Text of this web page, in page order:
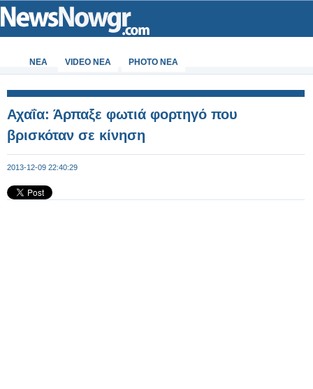
ΝΕΑ VIDEO NEA PHOTO NEA
Αχαΐα: Άρπαξε φωτιά φορτηγό που
βρισκόταν σε κίνηση
2013-12-09 22:40:29